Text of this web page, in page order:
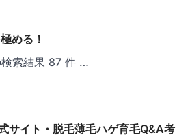
める！
検索結果 87 件 …
サイト・脱毛薄毛ハゲ育毛Q&A考